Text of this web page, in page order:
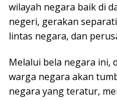
wilayah negara baik di
negeri, gerakan
lintas negara, dan
Melalui bela negara ini,
warga negara akan
negara yang teratur,